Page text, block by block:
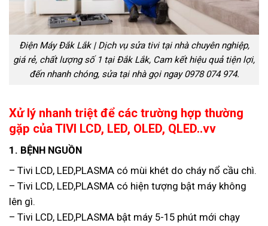
Điện Máy Đắk Lắk | Dịch vụ sửa tivi tại nhà chuyên nghiệp,
giá rẻ, chất lượng số 1 tại Đắk Lắk, Cam kết hiệu quả tiện lợi,
đến nhanh chóng, sửa tại nhà gọi ngay 0978 074 974.
Xử lý nhanh triệt để các trường hợp thường
gặp của TIVI LCD, LED, OLED, QLED..vv
1. BỆNH NGUỒN
– Tivi LCD, LED,PLASMA có mùi khét do cháy nổ cầu chì.
– Tivi LCD, LED,PLASMA có hiện tượng bật máy không
lên gì.
– Tivi LCD, LED,PLASMA bật máy 5-15 phút mới chạy